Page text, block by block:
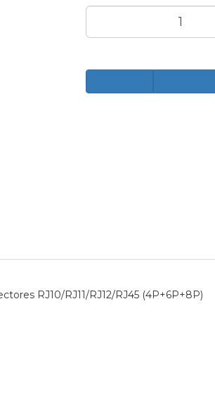
RJ10/RJ11/RJ12/RJ45 (4P+6P+8P)